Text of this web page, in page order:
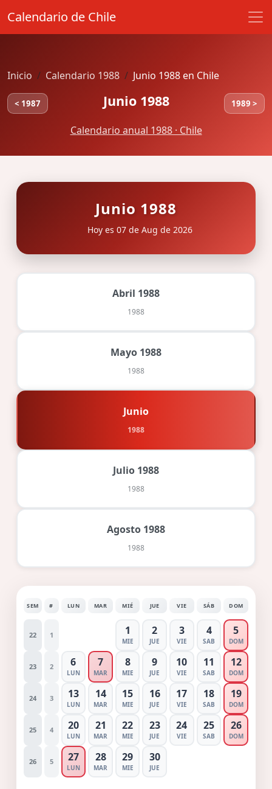
Calendario de Chile
Inicio Calendario 1988 Junio 1988 en Chile
< 1987 Junio 1988 1989 >
Calendario anual 1988 · Chile
Junio 1988
Hoy es 07 de Aug de 2026
Abril 1988
1988
Mayo 1988
1988
Junio
1988
Julio 1988
1988
Agosto 1988
1988
SEM # LUN MAR MIÉ JUE VIE SÁB DOM
22 1 1
MIE
2
JUE
3
VIE
4
SAB
5
DOM
23 2 6
LUN
7
MAR
8
MIE
9
JUE
10
VIE
11
SAB
12
DOM
24 3 13
LUN
14
MAR
15
MIE
16
JUE
17
VIE
18
SAB
19
DOM
25 4 20
LUN
21
MAR
22
MIE
23
JUE
24
VIE
25
SAB
26
DOM
26 5 27
LUN
28
MAR
29
MIE
30
JUE